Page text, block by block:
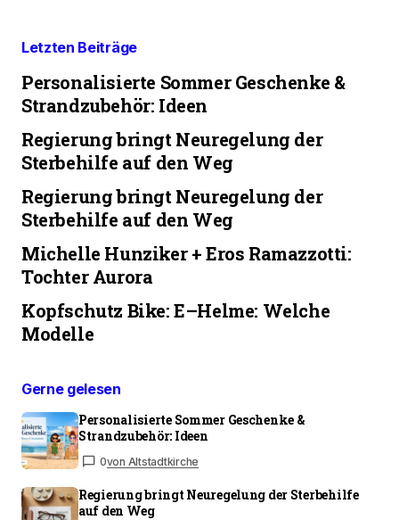
Letzten Beiträge
Personalisierte Sommer Geschenke &
Strandzubehör: Ideen
Regierung bringt Neuregelung der
Sterbehilfe auf den Weg
Regierung bringt Neuregelung der
Sterbehilfe auf den Weg
Michelle Hunziker + Eros Ramazzotti:
Tochter Aurora
Kopfschutz Bike: E–Helme: Welche
Modelle
Gerne gelesen
Personalisierte Sommer Geschenke &
Strandzubehör: Ideen
0von Altstadtkirche
Regierung bringt Neuregelung der Sterbehilfe
auf den Weg